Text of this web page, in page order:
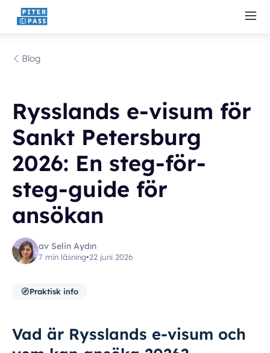
Blog
Rysslands e-visum för
Sankt Petersburg
2026: En steg-för-
steg-guide för
ansökan
av Selin Aydın
7 min läsning•22 juni 2026
🧭Praktisk info
Vad är Rysslands e-visum och